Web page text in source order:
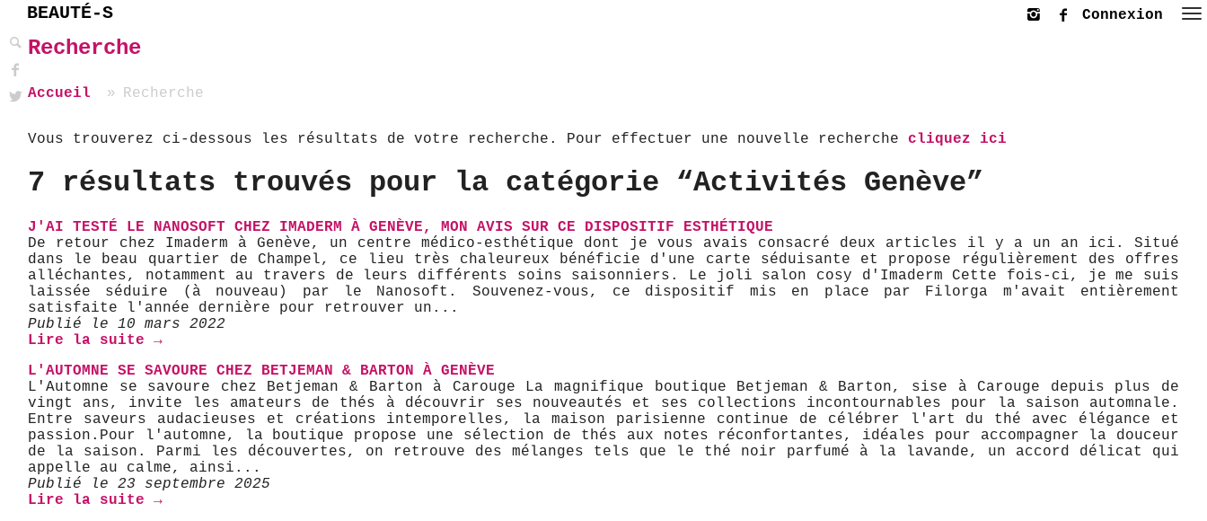
BEAUTÉ-S Connexion
Recherche
Accueil Recherche
Vous trouverez ci-dessous les résultats de votre recherche. Pour effectuer une nouvelle recherche cliquez ici
7 résultats trouvés pour la catégorie “Activités Genève”
J'AI TESTÉ LE NANOSOFT CHEZ IMADERM À GENÈVE, MON AVIS SUR CE DISPOSITIF ESTHÉTIQUE
De retour chez Imaderm à Genève, un centre médico-esthétique dont je vous avais consacré deux articles il y a un an ici. Situé
dans le beau quartier de Champel, ce lieu très chaleureux bénéficie d'une carte séduisante et propose régulièrement des offres
alléchantes, notamment au travers de leurs différents soins saisonniers. Le joli salon cosy d'Imaderm Cette fois-ci, je me suis
laissée séduire (à nouveau) par le Nanosoft. Souvenez-vous, ce dispositif mis en place par Filorga m'avait entièrement
satisfaite l'année dernière pour retrouver un...
Publié le 10 mars 2022
Lire la suite →
L'AUTOMNE SE SAVOURE CHEZ BETJEMAN & BARTON À GENÈVE
L'Automne se savoure chez Betjeman & Barton à Carouge ​ La magnifique boutique Betjeman & Barton, sise à Carouge depuis plus de
vingt ans, invite les amateurs de thés à découvrir ses nouveautés et ses collections incontournables pour la saison automnale.
Entre saveurs audacieuses et créations intemporelles, la maison parisienne continue de célébrer l'art du thé avec élégance et
passion. ​Pour l'automne, la boutique propose une sélection de thés aux notes réconfortantes, idéales pour accompagner la douceur
de la saison. Parmi les découvertes, on retrouve des mélanges tels que le thé noir parfumé à la lavande, un accord délicat qui
appelle au calme, ainsi...
Publié le 23 septembre 2025
Lire la suite →